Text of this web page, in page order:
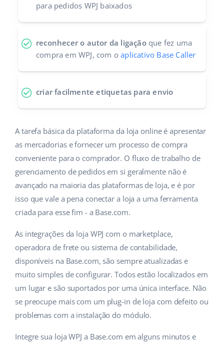
para pedidos WPJ baixados
reconhecer o autor da ligaçãoque fez uma
compra em WPJ, com oaplicativo Base Caller
criar facilmente etiquetas para envio
A tarefa básica da plataforma da loja online é apresentar
as mercadorias e fornecer um processo de compra
conveniente para o comprador. O fluxo de trabalho de
gerenciamento de pedidos em si geralmente não é
avançado na maioria das plataformas de loja, e é por
isso que vale a pena conectar a loja a uma ferramenta
criada para esse fim - a Base.com.
As integrações da loja WPJ com o marketplace,
operadora de frete ou sistema de contabilidade,
disponíveis na Base.com, são sempre atualizadas e
muito simples de configurar. Todos estão localizados em
um lugar e são suportados por uma única interface. Não
se preocupe mais com um plug-in de loja com defeito ou
problemas com a instalação do módulo.
Integre sua loja WPJ a Base.com em alguns minutos e